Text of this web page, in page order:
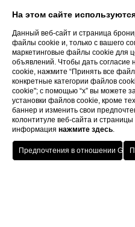
Porto Cervo -
S. Teresa di Gallura -
лÑƒÑ‡Ñˆая
HOTEL OFFERTE
На этом сайте
Данный веб-сайт и страница
файлы cookie и, только с вашего
маркетинговые файлы cookie для
объявлений. Чтобы дать согласие
cookie, нажмите “Принять все
конкретные категории файлов
cookie"; с помощью “x” вы можете
установки файлов cookie, кроме
баннер и изменить свои
колонтитуле веб-сайта и
информация нажмите здесь.